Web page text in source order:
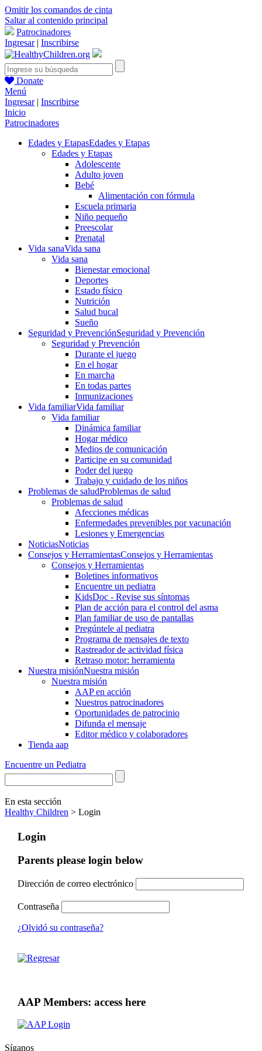
Omitir los comandos de cinta
Saltar al contenido principal
Patrocinadores
Ingresar| Inscribirse
Donate
Menú
Ingresar| Inscribirse
Inicio
Patrocinadores
Edades y EtapasEdades y Etapas
Edades y Etapas
Adolescente
Adulto joven
Bebé
Alimentación con fórmula
Escuela primaria
Niño pequeño
Preescolar
Prenatal
Vida sanaVida sana
Vida sana
Bienestar emocional
Deportes
Estado físico
Nutrición
Salud bucal
Sueño
Seguridad y PrevenciónSeguridad y Prevención
Seguridad y Prevención
Durante el juego
En el hogar
En marcha
En todas partes
Inmunizaciones
Vida familiarVida familiar
Vida familiar
Dinámica familiar
Hogar médico
Medios de comunicación
Participe en su comunidad
Poder del juego
Trabajo y cuidado de los niños
Problemas de saludProblemas de salud
Problemas de salud
Afecciones médicas
Enfermedades prevenibles por vacunación
Lesiones y Emergencias
NoticiasNoticias
Consejos y HerramientasConsejos y Herramientas
Consejos y Herramientas
Boletines informativos
Encuentre un pediatra
KidsDoc - Revise sus síntomas
Plan de acción para el control del asma
Plan familiar de uso de pantallas
Pregúntele al pediatra
Programa de mensajes de texto
Rastre​​ador de activida​d física
Retraso motor: herramienta
Nuestra misiónNuestra misión
Nuestra misión
AAP en acción
Nuestros patrocinadores
Oportunidades de patrocinio
Difunda el mensaje
Editor médico y colaboradores
Tienda aap
Encuentre un Pediatra
En esta sección
Healthy Children > Login
Login
Parents please login below
Dirección de correo electrónico
Contraseña
¿Olvidó su contraseña?
AAP Members: access here
Síganos